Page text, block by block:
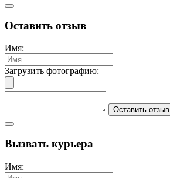
Оставить отзыв
Имя:
Загрузить фотографию:
Оставить отзыв
Вызвать курьера
Имя: